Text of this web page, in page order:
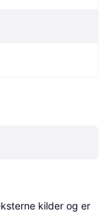
kilder og er